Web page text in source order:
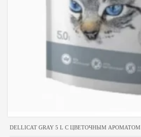
DELLICAT GRAY 5 L С ЦВЕТОЧНЫМ АРОМАТОМ